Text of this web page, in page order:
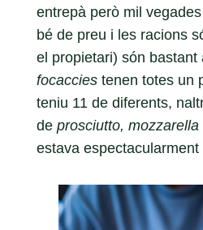
entrepà però mil
bé de preu i les racions
el propietari) són bastant
focacciestenen totes un
teniu 11 de diferents,
de prosciutto, mozzarella
estava espectacularment